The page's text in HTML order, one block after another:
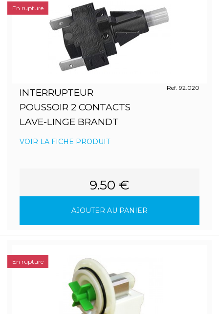
INTERRUPTEUR
POUSSOIR 2 CONTACTS
LAVE-LINGE BRANDT
Ref. 92.020
VOIR LA FICHE PRODUIT
9.50 €
AJOUTER AU PANIER
En rupture
En rupture